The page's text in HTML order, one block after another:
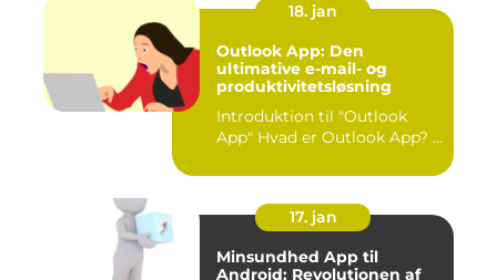
18. jan
Outlook App: Den
ultimative e-mail- og
produktivitetsløsning
Introduktion til "Outlook
App" Hvad er Outlook App? ...
17. jan
Minsundhed App til
Android: Revolutionen af